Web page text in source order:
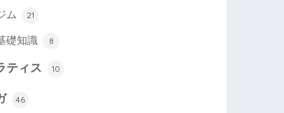
ム 21
礎知識 8
ティス 10
46